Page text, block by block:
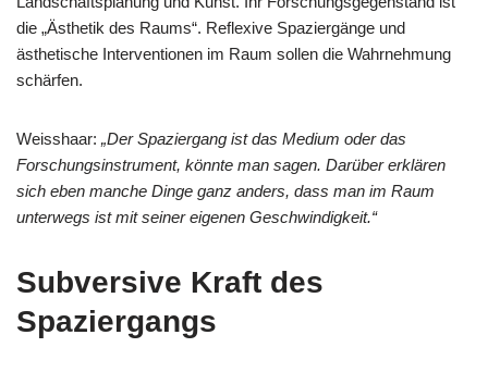
die „Ästhetik des Raums“. Reflexive Spaziergänge und
ästhetische Interventionen im Raum sollen die Wahrnehmung
schärfen.
Weisshaar: „Der Spaziergang ist das Medium oder das
Forschungsinstrument, könnte man sagen. Darüber erklären
sich eben manche Dinge ganz anders, dass man im Raum
unterwegs ist mit seiner eigenen Geschwindigkeit.“
Subversive Kraft des
Spaziergangs